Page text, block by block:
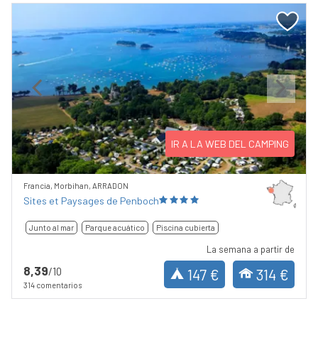
Previous Next
IR A LA WEB DEL CAMPING
Francia, Morbihan, ARRADON
Sites et Paysages de Penboch
Junto al mar Parque acuático Piscina cubierta
8,39/10
314 comentarios
La semana a partir de
147 € 314 €